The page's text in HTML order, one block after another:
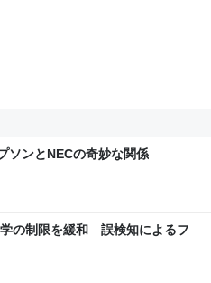
ソンとNECの奇妙な関係
の制限を緩和 誤検知によるフ